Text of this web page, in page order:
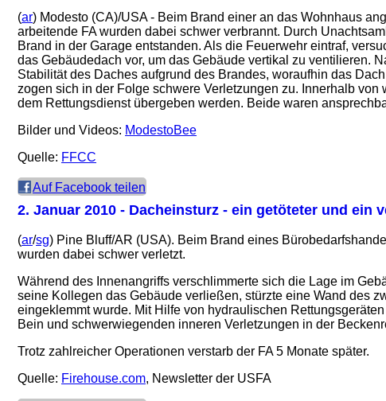
(ar) Modesto (CA)/USA - Beim Brand einer an das Wohnhaus
arbeitende FA wurden dabei schwer verbrannt. Durch
Brand in der Garage entstanden. Als die Feuerwehr eintraf,
das Gebäudedach vor, um das Gebäude vertikal zu ventilieren.
Stabilität des Daches aufgrund des Brandes, woraufhin das
zogen sich in der Folge schwere Verletzungen zu. Innerhalb
dem Rettungsdienst übergeben werden. Beide waren
Bilder und Videos: ModestoBee
Quelle: FFCC
Auf Facebook teilen
2. Januar 2010 - Dacheinsturz - ein getöteter und ein
(ar/sg) Pine Bluff/AR (USA). Beim Brand eines
wurden dabei schwer verletzt.
Während des Innenangriffs verschlimmerte sich die Lage im
seine Kollegen das Gebäude verließen, stürzte eine Wand des
eingeklemmt wurde. Mit Hilfe von hydraulischen
Bein und schwerwiegenden inneren Verletzungen in der
Trotz zahlreicher Operationen verstarb der FA 5 Monate später.
Quelle: Firehouse.com, Newsletter der USFA